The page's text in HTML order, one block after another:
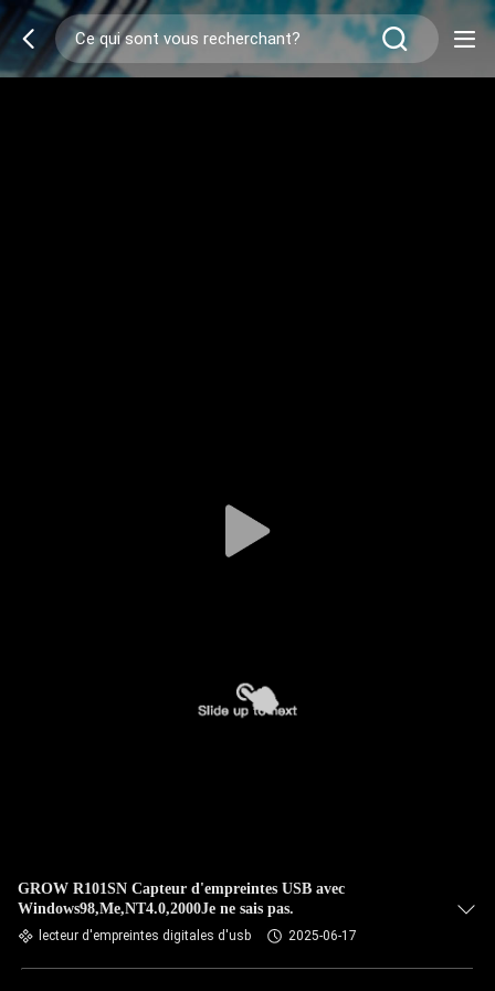
GROW R101SN Capteur d'empreintes USB avec
Windows98,Me,NT4.0,2000Je ne sais pas.
lecteur d'empreintes digitales d'usb 2025-06-17